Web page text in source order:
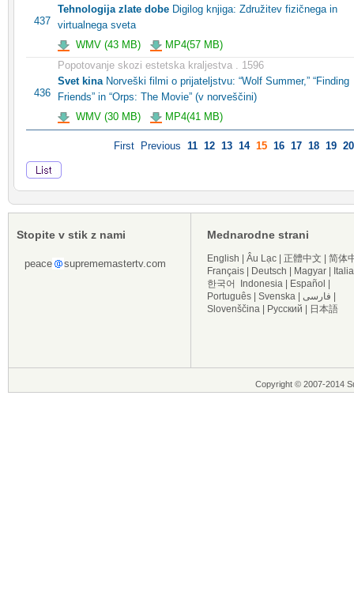
437
Tehnologija zlate dobe Digilog knjiga: Združitev fizičnega in
virtualnega sveta
WMV (43 MB)
MP4(57 MB)
436
Popotovanje skozi estetska kraljestva . 1596
Svet kina Norveški filmi o prijateljstvu: “Wolf Summer,” “Finding
Friends” in “Orps: The Movie” (v norveščini)
WMV (30 MB)
MP4(41 MB)
First Previous 11 12 13 14 15 16 17 18 19 20
Stopite v stik z nami
peace suprememastertv.com
Mednarodne strani
English Âu Lạc 正體中文
简体
Français
Deutsch Magyar
한국어
Indonesia Español
Português
Svenska فارسی
Slovenščina
Русский 日本語
Copyright © 2007-2014